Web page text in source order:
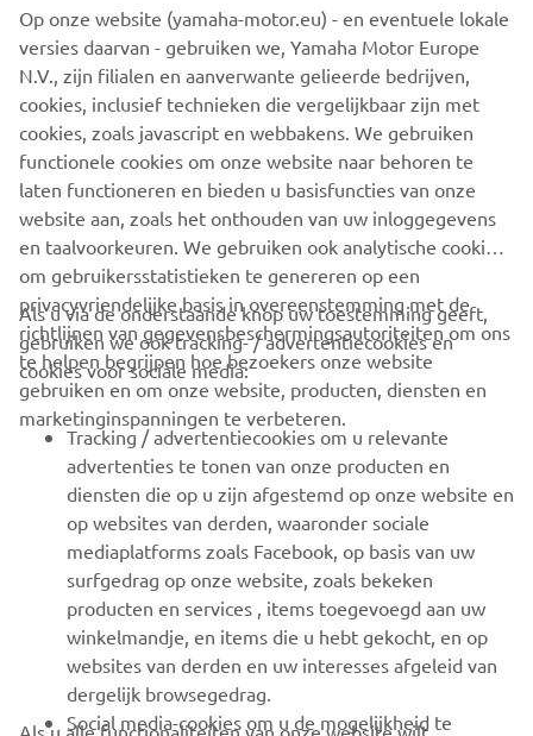
aan de MXGP-regels, won Everts alle negen races. Bij de
vierde wedstrijd sleepte hij de derde coureurstitel voor
zichzelf en voor ons in de wacht, plus de constructeurstitel
in deze koningsklasse. Hij bleef maar doorgaan en won
ook de titels van 2004, 2005 en 2006. Na het seizoen van
2006 stopte de Belg met racen, toen hij het ongekende
aantal van 10 wereldtitels en 101 Grand Prix-zeges had
behaald.
Na een weinig succesvolle campagne in 2007 heroverden
we de titel in 2008 dankzij David Philippaerts. In totaal
behaalden we in het eerste decennium van de 21e eeuw
acht coureurstitels en zes
constructeurskampioenschappen in de koningsklasse van
de motorcross.
Op onze website (yamaha-motor.eu) - en eventuele lokale
versies daarvan - gebruiken we, Yamaha Motor Europe
N.V., zijn filialen en aanverwante gelieerde bedrijven,
cookies, inclusief technieken die vergelijkbaar zijn met
cookies, zoals javascript en webbakens. We gebruiken
functionele cookies om onze website naar behoren te
laten functioneren en bieden u basisfuncties van onze
website aan, zoals het onthouden van uw inloggegevens
en taalvoorkeuren. We gebruiken ook analytische cookies
om gebruikersstatistieken te genereren op een
privacyvriendelijke basis in overeenstemming met de
richtlijnen van gegevensbeschermingsautoriteiten om ons
te helpen begrijpen hoe bezoekers onze website
gebruiken en om onze website, producten, diensten en
marketinginspanningen te verbeteren.
Als u via de onderstaande knop uw toestemming geeft,
gebruiken we ook tracking- / advertentiecookies en
cookies voor sociale media:
Tracking / advertentiecookies om u relevante
advertenties te tonen van onze producten en
diensten die op u zijn afgestemd op onze website en
op websites van derden, waaronder sociale
mediaplatforms zoals Facebook, op basis van uw
surfgedrag op onze website, zoals bekeken
producten en services , items toegevoegd aan uw
winkelmandje, en items die u hebt gekocht, en op
websites van derden en uw interesses afgeleid van
dergelijk browsegedrag.
Social media-cookies om u de mogelijkheid te
Als u alle functionaliteiten van onze website wilt